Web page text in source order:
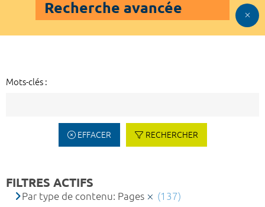
Recherche avancée
Mots-clés :
EFFACER RECHERCHER
FILTRES ACTIFS
Par type de contenu: Pages
(137)